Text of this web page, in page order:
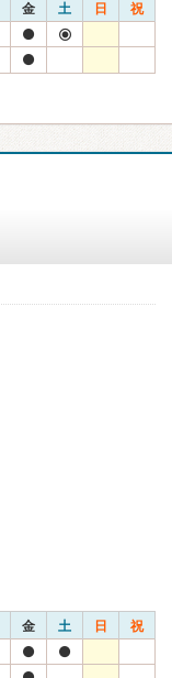
金 土 日 祝
金 土 日 祝